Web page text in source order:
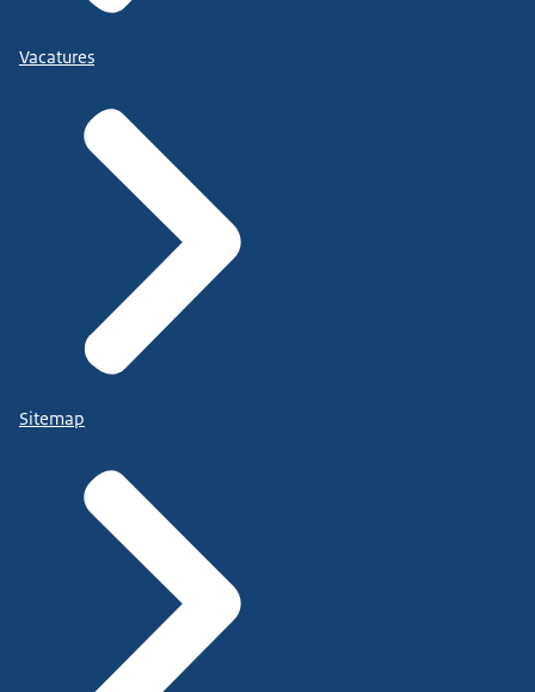
Vacatures
Sitemap